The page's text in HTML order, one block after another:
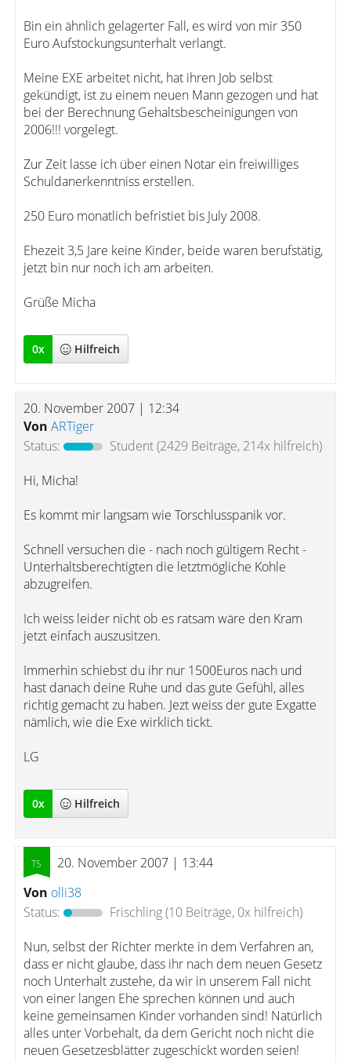
Bin ein ähnlich gelagerter Fall, es wird von mir 350
Euro Aufstockungsunterhalt verlangt.
Meine EXE arbeitet nicht, hat ihren Job selbst
gekündigt, ist zu einem neuen Mann gezogen und hat
bei der Berechnung Gehaltsbescheinigungen von
2006!!! vorgelegt.
Zur Zeit lasse ich über einen Notar ein freiwilliges
Schuldanerkenntniss erstellen.
250 Euro monatlich befristiet bis July 2008.
Ehezeit 3,5 Jare keine Kinder, beide waren berufstätig,
jetzt bin nur noch ich am arbeiten.
Grüße Micha
0x Hilfreich
20. November 2007 | 12:34
Von ARTiger
Status:
Student(2429 Beiträge, 214x hilfreich)
Hi, Micha!
Es kommt mir langsam wie Torschlusspanik vor.
Schnell versuchen die - nach noch gültigem Recht -
Unterhaltsberechtigten die letztmögliche Kohle
abzugreifen.
Ich weiss leider nicht ob es ratsam wäre den Kram
jetzt einfach auszusitzen.
Immerhin schiebst du ihr nur 1500Euros nach und
hast danach deine Ruhe und das gute Gefühl, alles
richtig gemacht zu haben. Jezt weiss der gute Exgatte
nämlich, wie die Exe wirklich tickt.
LG
0x Hilfreich
20. November 2007 | 13:44
Von olli38
Status:
Frischling(10 Beiträge, 0x hilfreich)
Nun, selbst der Richter merkte in dem Verfahren an,
dass er nicht glaube, dass ihr nach dem neuen Gesetz
noch Unterhalt zustehe, da wir in unserem Fall nicht
von einer langen Ehe sprechen können und auch
keine gemeinsamen Kinder vorhanden sind! Natürlich
alles unter Vorbehalt, da dem Gericht noch nicht die
neuen Gesetzesblätter zugeschickt worden seien!